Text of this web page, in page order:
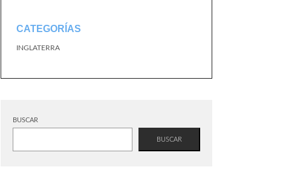
CATEGORÍAS
INGLATERRA
BUSCAR
BUSCAR